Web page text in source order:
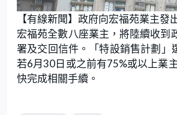
U
n
m
u
t
e
【有線新聞】政府向宏福苑業主發
宏福苑全數八座業主，將陸續收
署及交回信件。「特設銷售計劃」
若6月30日或之前有75%或以上業
快完成相關手續。